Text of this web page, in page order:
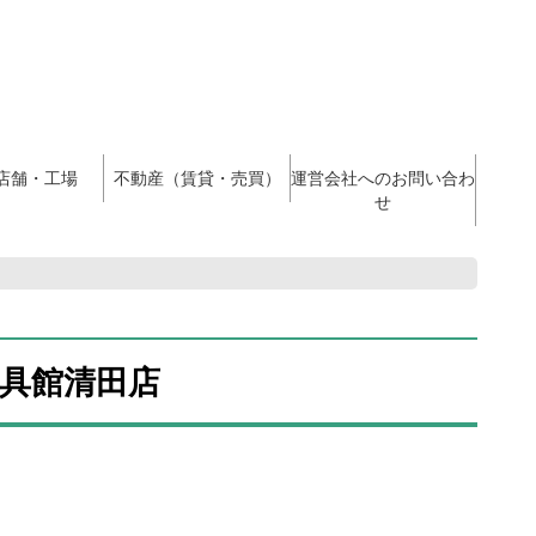
舗・工場 不動産（賃貸・売買）
運営会社へのお問い合わ
せ
館清田店